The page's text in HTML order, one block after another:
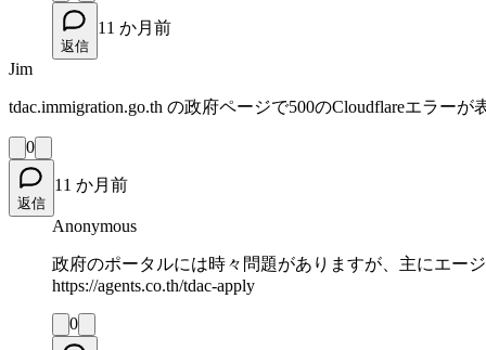
返信
11 か月前
Jim
tdac.immigration.go.th の政府ページで500のCloudflareエラー
0
返信
11 か月前
Anonymous
政府のポータルには時々問題がありますが、主にエー
https://agents.co.th/tdac-apply
0